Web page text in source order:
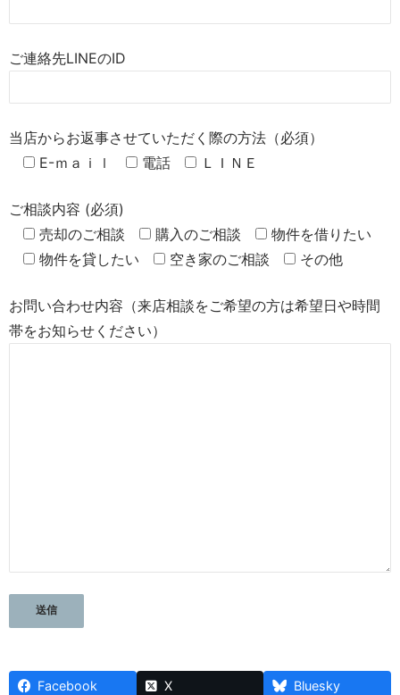
ご連絡先LINEのID
当店からお返事させていただく際の方法（必須）
E-ｍａｉｌ
電話 ＬＩＮＥ
ご相談内容 (必須)
売却のご相談
購入のご相談
物件を借りたい
物件を貸したい
空き家のご相談 その他
お問い合わせ内容（来店相談をご希望の方は希望日や時間
帯をお知らせください）
Facebook X
Bluesky